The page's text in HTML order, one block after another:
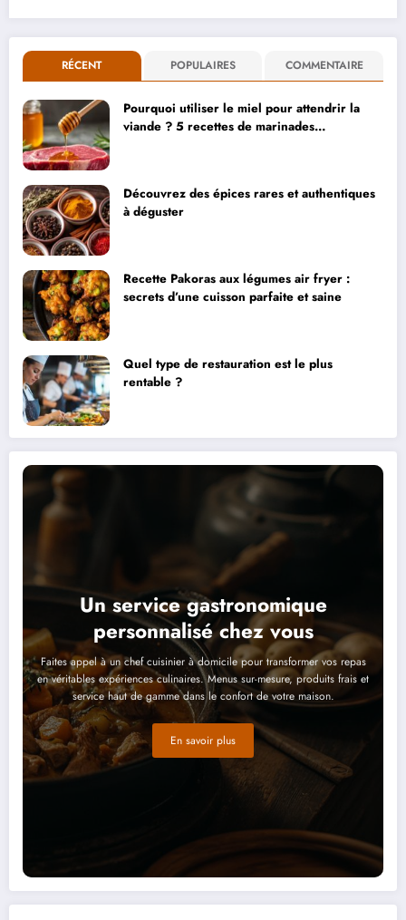
RÉCENT POPULAIRES COMMENTAIRE
Pourquoi utiliser le miel pour attendrir la
viande ? 5 recettes de marinades
Découvrez des épices rares et authentiques
à déguster
Recette Pakoras aux légumes air fryer :
secrets d’une cuisson parfaite et saine
Quel type de restauration est le plus
rentable ?
Un service gastronomique
personnalisé chez vous
Faites appel à un chef cuisinier à domicile pour transformer vos repas
en véritables expériences culinaires. Menus sur-mesure, produits frais et
service haut de gamme dans le confort de votre maison.
En savoir plus